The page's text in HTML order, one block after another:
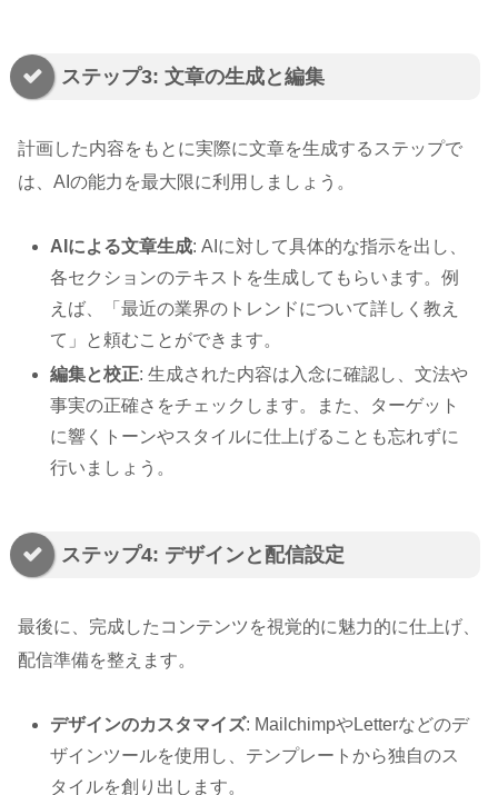
ステップ3: 文章の生成と編集
計画した内容をもとに実際に文章を生成するステップで
は、AIの能力を最大限に利用しましょう。
AIによる文章生成: AIに対して具体的な指示を出し、
各セクションのテキストを生成してもらいます。例
えば、「最近の業界のトレンドについて詳しく教え
て」と頼むことができます。
編集と校正: 生成された内容は入念に確認し、文法や
事実の正確さをチェックします。また、ターゲット
に響くトーンやスタイルに仕上げることも忘れずに
行いましょう。
ステップ4: デザインと配信設定
最後に、完成したコンテンツを視覚的に魅力的に仕上げ、
配信準備を整えます。
デザインのカスタマイズ: MailchimpやLetterなどのデ
ザインツールを使用し、テンプレートから独自のス
タイルを創り出します。